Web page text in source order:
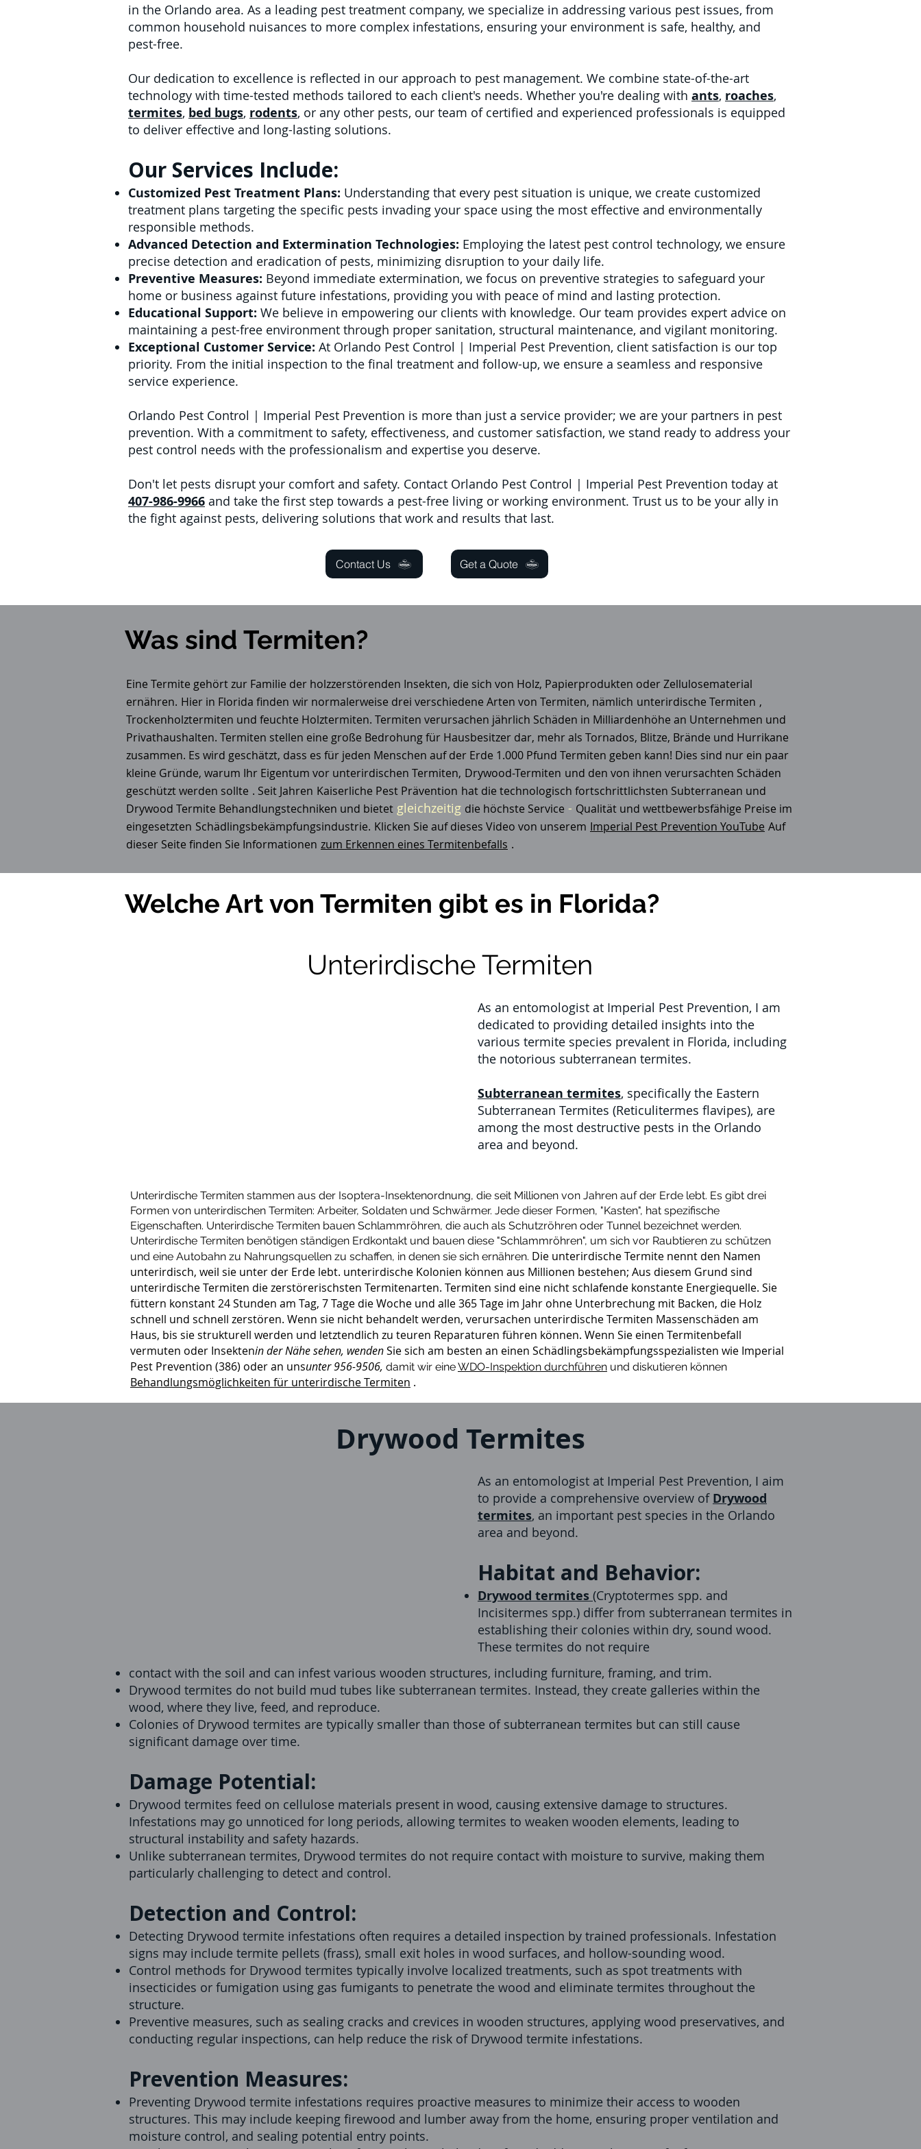
in the Orlando area. As a leading pest treatment company, we specialize in addressing various pest issues, from
common household nuisances to more complex infestations, ensuring your environment is safe, healthy, and
pest-free.
Our dedication to excellence is reflected in our approach to pest management. We combine state-of-the-art
technology with time-tested methods tailored to each client's needs. Whether you're dealing with ants, roaches,
termites, bed bugs, rodents, or any other pests, our team of certified and experienced professionals is equipped
to deliver effective and long-lasting solutions.
Our Services Include:
Customized Pest Treatment Plans: Understanding that every pest situation is unique, we create customized
treatment plans targeting the specific pests invading your space using the most effective and environmentally
responsible methods.
Advanced Detection and Extermination Technologies: Employing the latest pest control technology, we ensure
precise detection and eradication of pests, minimizing disruption to your daily life.
Preventive Measures: Beyond immediate extermination, we focus on preventive strategies to safeguard your
home or business against future infestations, providing you with peace of mind and lasting protection.
Educational Support: We believe in empowering our clients with knowledge. Our team provides expert advice on
maintaining a pest-free environment through proper sanitation, structural maintenance, and vigilant monitoring.
Exceptional Customer Service: At Orlando Pest Control | Imperial Pest Prevention, client satisfaction is our top
priority. From the initial inspection to the final treatment and follow-up, we ensure a seamless and responsive
service experience.
Orlando Pest Control | Imperial Pest Prevention is more than just a service provider; we are your partners in pest
prevention. With a commitment to safety, effectiveness, and customer satisfaction, we stand ready to address your
pest control needs with the professionalism and expertise you deserve.
Don't let pests disrupt your comfort and safety. Contact Orlando Pest Control | Imperial Pest Prevention today at
407-986-9966 and take the first step towards a pest-free living or working environment. Trust us to be your ally in
the fight against pests, delivering solutions that work and results that last.
Contact Us Get a Quote
Was sind Termiten?
Eine Termite gehört zur Familie der holzzerstörenden Insekten, die sich von Holz, Papierprodukten oder Zellulosematerial
ernähren. Hier in Florida finden wir normalerweise drei verschiedene Arten von Termiten, nämlich unterirdische Termiten ,
Trockenholztermiten und feuchte Holztermiten. Termiten verursachen jährlich Schäden in Milliardenhöhe an Unternehmen und
Privathaushalten. Termiten stellen eine große Bedrohung für Hausbesitzer dar, mehr als Tornados, Blitze, Brände und Hurrikane
zusammen. Es wird geschätzt, dass es für jeden Menschen auf der Erde 1.000 Pfund Termiten geben kann! Dies sind nur ein paar
kleine Gründe, warum Ihr Eigentum vor unterirdischen Termiten, Drywood-Termiten und den von ihnen verursachten Schäden
geschützt werden sollte . Seit Jahren Kaiserliche Pest Prävention hat die technologisch fortschrittlichsten Subterranean und
Drywood Termite Behandlungstechniken und bietet gleichzeitig die höchste Service - Qualität und wettbewerbsfähige Preise im
eingesetzten Schädlingsbekämpfungsindustrie. Klicken Sie auf dieses Video von unserem Imperial Pest Prevention YouTube Auf
dieser Seite finden Sie Informationen zum Erkennen eines Termitenbefalls .
Welche Art von Termiten gibt es in Florida?
Unterirdische Termiten
As an entomologist at Imperial Pest Prevention, I am
dedicated to providing detailed insights into the
various termite species prevalent in Florida, including
the notorious subterranean termites.
Subterranean termites, specifically the Eastern
Subterranean Termites (Reticulitermes flavipes), are
among the most destructive pests in the Orlando
area and beyond.​
Unterirdische Termiten stammen aus der Isoptera-Insektenordnung, die seit Millionen von Jahren auf der Erde lebt. Es gibt drei
Formen von unterirdischen Termiten: Arbeiter, Soldaten und Schwärmer. Jede dieser Formen, "Kasten", hat spezifische
Eigenschaften. Unterirdische Termiten bauen Schlammröhren, die auch als Schutzröhren oder Tunnel bezeichnet werden.
Unterirdische Termiten benötigen ständigen Erdkontakt und bauen diese "Schlammröhren", um sich vor Raubtieren zu schützen
und eine Autobahn zu Nahrungsquellen zu schaffen, in denen sie sich ernähren. Die unterirdische Termite nennt den Namen
unterirdisch, weil sie unter der Erde lebt. unterirdische Kolonien können aus Millionen bestehen; Aus diesem Grund sind
unterirdische Termiten die zerstörerischsten Termitenarten. Termiten sind eine nicht schlafende konstante Energiequelle. Sie
füttern konstant 24 Stunden am Tag, 7 Tage die Woche und alle 365 Tage im Jahr ohne Unterbrechung mit Backen, die Holz
schnell und schnell zerstören. Wenn sie nicht behandelt werden, verursachen unterirdische Termiten Massenschäden am
Haus, bis sie strukturell werden und letztendlich zu teuren Reparaturen führen können. Wenn Sie einen Termitenbefall
vermuten oder Insektenin der Nähe sehen, wendenSie sich am besten an einen Schädlingsbekämpfungsspezialisten wie Imperial
Pest Prevention (386) oder an unsunter 956-9506, damit wir eineWDO-Inspektion durchführen und diskutieren können
Behandlungsmöglichkeiten für unterirdische Termiten .
Drywood Termites
As an entomologist at Imperial Pest Prevention, I aim
to provide a comprehensive overview of Drywood
termites, an important pest species in the Orlando
area and beyond.
Habitat and Behavior:
Drywood termites (Cryptotermes spp. and
Incisitermes spp.) differ from subterranean termites in
establishing their colonies within dry, sound wood.
These termites do not require
contact with the soil and can infest various wooden structures, including furniture, framing, and trim.
Drywood termites do not build mud tubes like subterranean termites. Instead, they create galleries within the
wood, where they live, feed, and reproduce.
Colonies of Drywood termites are typically smaller than those of subterranean termites but can still cause
significant damage over time.
Damage Potential:
Drywood termites feed on cellulose materials present in wood, causing extensive damage to structures.
Infestations may go unnoticed for long periods, allowing termites to weaken wooden elements, leading to
structural instability and safety hazards.
Unlike subterranean termites, Drywood termites do not require contact with moisture to survive, making them
particularly challenging to detect and control.
Detection and Control:
Detecting Drywood termite infestations often requires a detailed inspection by trained professionals. Infestation
signs may include termite pellets (frass), small exit holes in wood surfaces, and hollow-sounding wood.
Control methods for Drywood termites typically involve localized treatments, such as spot treatments with
insecticides or fumigation using gas fumigants to penetrate the wood and eliminate termites throughout the
structure.
Preventive measures, such as sealing cracks and crevices in wooden structures, applying wood preservatives, and
conducting regular inspections, can help reduce the risk of Drywood termite infestations.
Prevention Measures:
Preventing Drywood termite infestations requires proactive measures to minimize their access to wooden
structures. This may include keeping firewood and lumber away from the home, ensuring proper ventilation and
moisture control, and sealing potential entry points.